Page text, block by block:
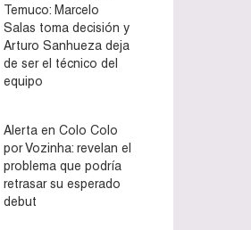
Temuco: Marcelo
Salas toma decisión y
Arturo Sanhueza deja
de ser el técnico del
equipo
Alerta en Colo Colo
por Vozinha: revelan el
problema que podría
retrasar su esperado
debut